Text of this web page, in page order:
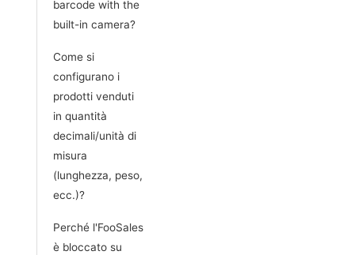
barcode with the
built-in camera?
Come si
configurano i
prodotti venduti
in quantità
decimali/unità di
misura
(lunghezza, peso,
ecc.)?
Perché l'FooSales
è bloccato su